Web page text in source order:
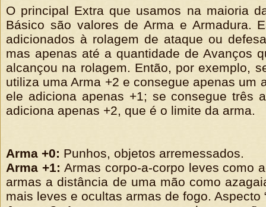
O principal Extra que usamos na maioria
Básico são valores de Arma e Armadura.
adicionados à rolagem de ataque ou
mas apenas até a quantidade de Avanços
alcançou na rolagem. Então, por exemplo,
utiliza uma Arma +2 e consegue apenas um
ele adiciona apenas +1; se consegue três
adiciona apenas +2, que é o limite da arma.
Arma +0: Punhos, objetos arremessados.
Arma +1: Armas corpo-a-corpo leves como
armas a distância de uma mão como
mais leves e ocultas armas de fogo. Aspecto